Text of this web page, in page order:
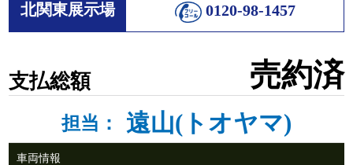
北関東展示場 0120-98-1457
支払総額 売約済
担当： 遠山(トオヤマ)
車両情報